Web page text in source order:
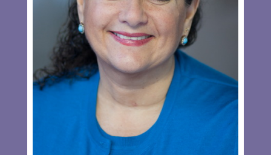
minus kebabul. Sau pe cel al Rusiei minus… Aici nici nu
mai știu să spun, căci pe Putin îl avem deja.
Read
JUL 25, 2023 52 COMMENTS